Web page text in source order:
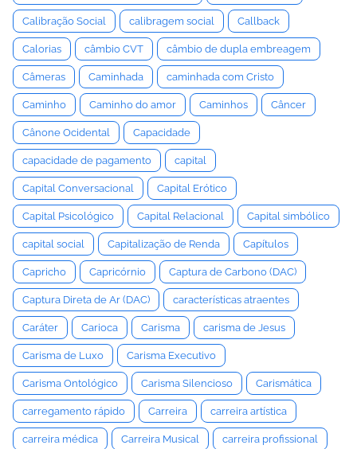
Calibração Social calibragem social Callback
Calorias câmbio CVT câmbio de dupla embreagem
Câmeras Caminhada caminhada com Cristo
Caminho Caminho do amor Caminhos Câncer
Cânone Ocidental Capacidade
capacidade de pagamento capital
Capital Conversacional Capital Erótico
Capital Psicológico Capital Relacional Capital simbólico
capital social Capitalização de Renda Capítulos
Capricho Capricórnio Captura de Carbono (DAC)
Captura Direta de Ar (DAC) características atraentes
Caráter Carioca Carisma carisma de Jesus
Carisma de Luxo Carisma Executivo
Carisma Ontológico Carisma Silencioso Carismática
carregamento rápido Carreira carreira artística
carreira médica Carreira Musical carreira profissional